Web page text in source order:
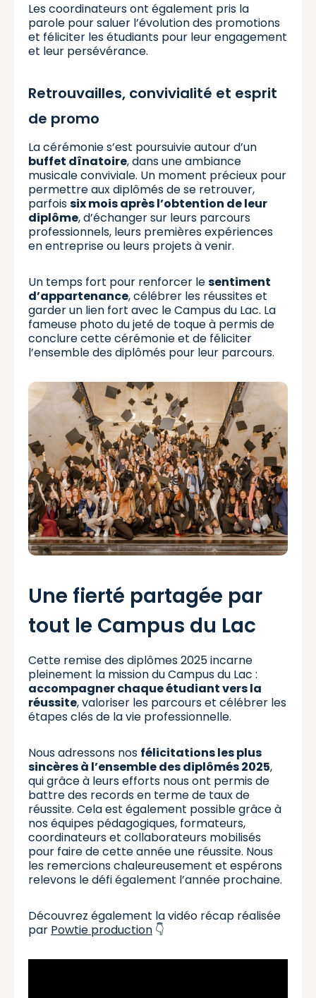
Les coordinateurs ont également pris la
parole pour saluer l’évolution des promotions
et féliciter les étudiants pour leur engagement
et leur persévérance.
Retrouvailles, convivialité et esprit
de promo
La cérémonie s’est poursuivie autour d’un
buffet dînatoire, dans une ambiance
musicale conviviale. Un moment précieux pour
permettre aux diplômés de se retrouver,
parfoissix mois après l’obtention de leur
diplôme, d’échanger sur leurs parcours
professionnels, leurs premières expériences
en entreprise ou leurs projets à venir.
Un temps fort pour renforcer lesentiment
d’appartenance, célébrer les réussites et
garder un lien fort avec le Campus du Lac. La
fameuse photo du jeté de toque à permis de
conclure cette cérémonie et de féliciter
l’ensemble des diplômés pour leur parcours.
Une fierté partagée par
tout le Campus du Lac
Cette remise des diplômes 2025 incarne
pleinement la mission du Campus du Lac :
accompagner chaque étudiant vers la
réussite, valoriser les parcours et célébrer les
étapes clés de la vie professionnelle.
Nous adressons nos félicitations les plus
sincères à l’ensemble des diplômés 2025,
qui grâce à leurs efforts nous ont permis de
battre des records en terme de taux de
réussite. Cela est également possible grâce à
nos équipes pédagogiques, formateurs,
coordinateurs et collaborateurs mobilisés
pour faire de cette année une réussite. Nous
les remercions chaleureusement et espérons
relevons le défi également l’année prochaine.
Découvrez également la vidéo récap réalisée
par Powtie production 👇